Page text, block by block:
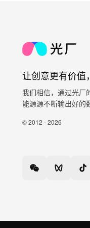
让创意更有价值
我们相信，通过光厂
能源源不断输出好的
© 2012 - 2026